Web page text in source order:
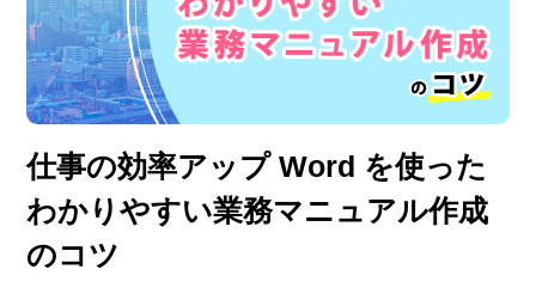
仕事の効率アップ Word を使った
わかりやすい業務マニュアル作成
のコツ